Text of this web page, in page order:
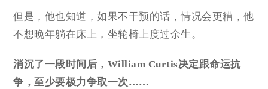
但是，他也知道，如果不干预的话，情况会更糟，他
不想晚年躺在床上，坐轮椅上度过余生。
消沉了一段时间后，William Curtis决定跟命运抗
争，至少要极力争取一次……